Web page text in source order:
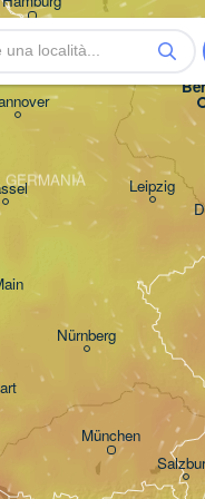
Nürnberg
GERMANIA
Leipzig
München